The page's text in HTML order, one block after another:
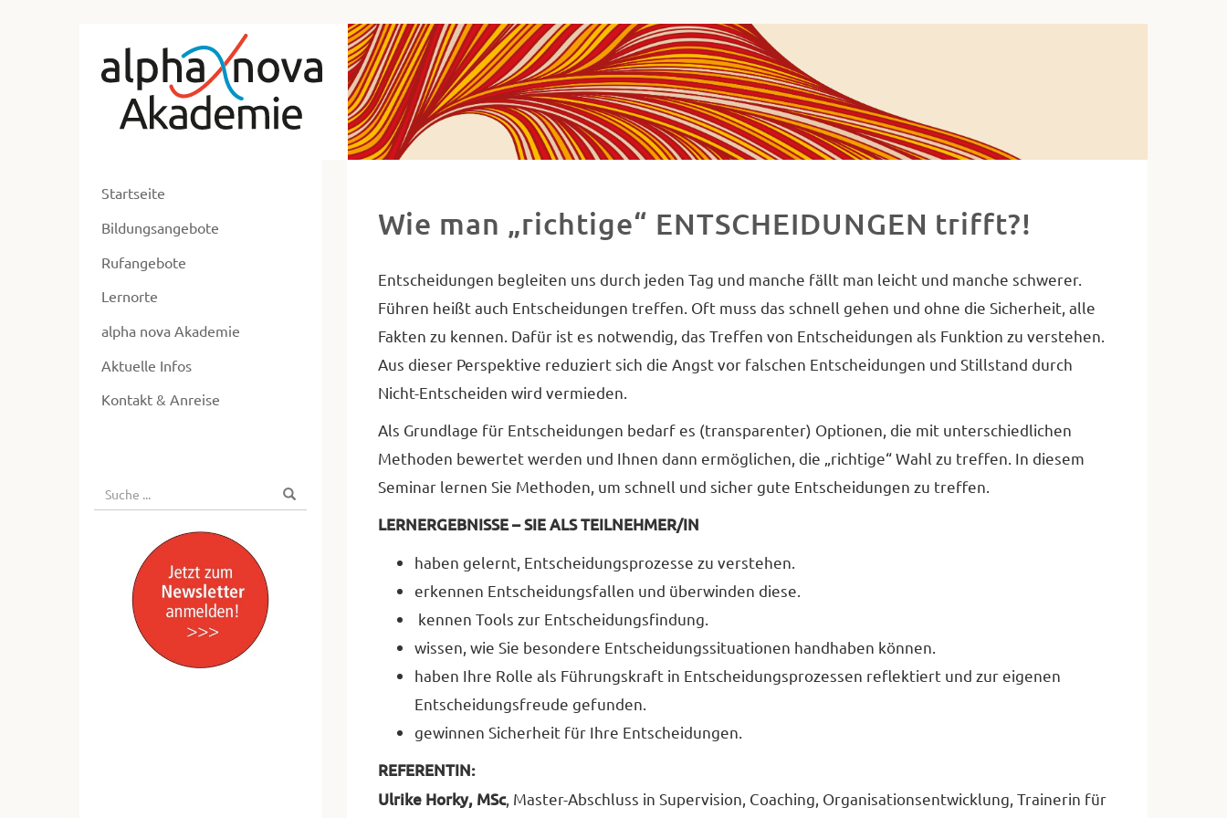
Alpha
Nova
Akademie
Neues
entdecken,
erschließen
und
umsetzen.
Startseite
Bildungsangebote
Rufangebote
Lernorte
alpha nova Akademie
Aktuelle Infos
Kontakt & Anreise
Suche
nach:
Suchen
Wie man „richtige“ ENTSCHEIDUNGEN trifft?!
Entscheidungen begleiten uns durch jeden Tag und manche fällt man leicht und manche schwerer.
Führen heißt auch Entscheidungen treffen. Oft muss das schnell gehen und ohne die Sicherheit, alle
Fakten zu kennen. Dafür ist es notwendig, das Treffen von Entscheidungen als Funktion zu verstehen.
Aus dieser Perspektive reduziert sich die Angst vor falschen Entscheidungen und Stillstand durch
Nicht-Entscheiden wird vermieden.
Als Grundlage für Entscheidungen bedarf es (transparenter) Optionen, die mit unterschiedlichen
Methoden bewertet werden und Ihnen dann ermöglichen, die „richtige“ Wahl zu treffen. In diesem
Seminar lernen Sie Methoden, um schnell und sicher gute Entscheidungen zu treffen.
LERNERGEBNISSE – SIE ALS TEILNEHMER/IN
haben gelernt, Entscheidungsprozesse zu verstehen.
erkennen Entscheidungsfallen und überwinden diese.
kennen Tools zur Entscheidungsfindung.
wissen, wie Sie besondere Entscheidungssituationen handhaben können.
haben Ihre Rolle als Führungskraft in Entscheidungsprozessen reflektiert und zur eigenen
Entscheidungsfreude gefunden.
gewinnen Sicherheit für Ihre Entscheidungen.
REFERENTIN:
Ulrike Horky, MSc, Master-Abschluss in Supervision, Coaching, Organisationsentwicklung, Trainerin für